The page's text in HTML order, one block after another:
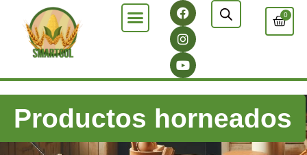
0
Productos horneados